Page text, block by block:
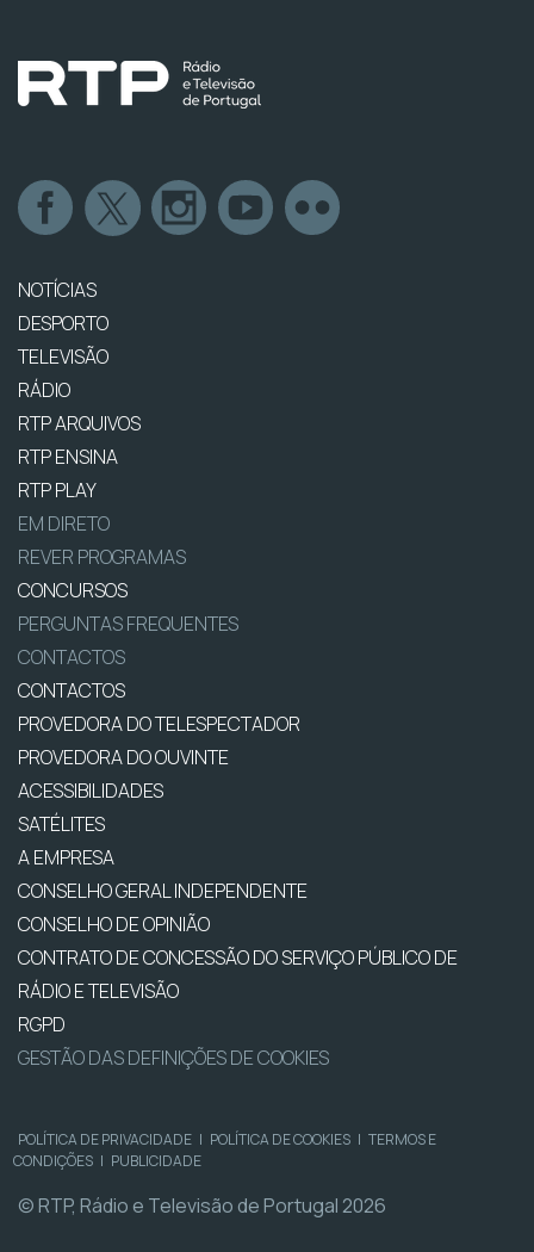
NOTÍCIAS
DESPORTO
TELEVISÃO
RÁDIO
RTP ARQUIVOS
RTP ENSINA
RTP PLAY
EM DIRETO
REVER PROGRAMAS
CONCURSOS
PERGUNTAS FREQUENTES
CONTACTOS
CONTACTOS
PROVEDORA DO TELESPECTADOR
PROVEDORA DO OUVINTE
ACESSIBILIDADES
SATÉLITES
A EMPRESA
CONSELHO GERAL INDEPENDENTE
CONSELHO DE OPINIÃO
CONTRATO DE CONCESSÃO DO SERVIÇO PÚBLICO DE
RÁDIO E TELEVISÃO
RGPD
GESTÃO DAS DEFINIÇÕES DE COOKIES
POLÍTICA DE PRIVACIDADE | POLÍTICA DE COOKIES | TERMOS E
CONDIÇÕES | PUBLICIDADE
© RTP, Rádio e Televisão de Portugal 2026